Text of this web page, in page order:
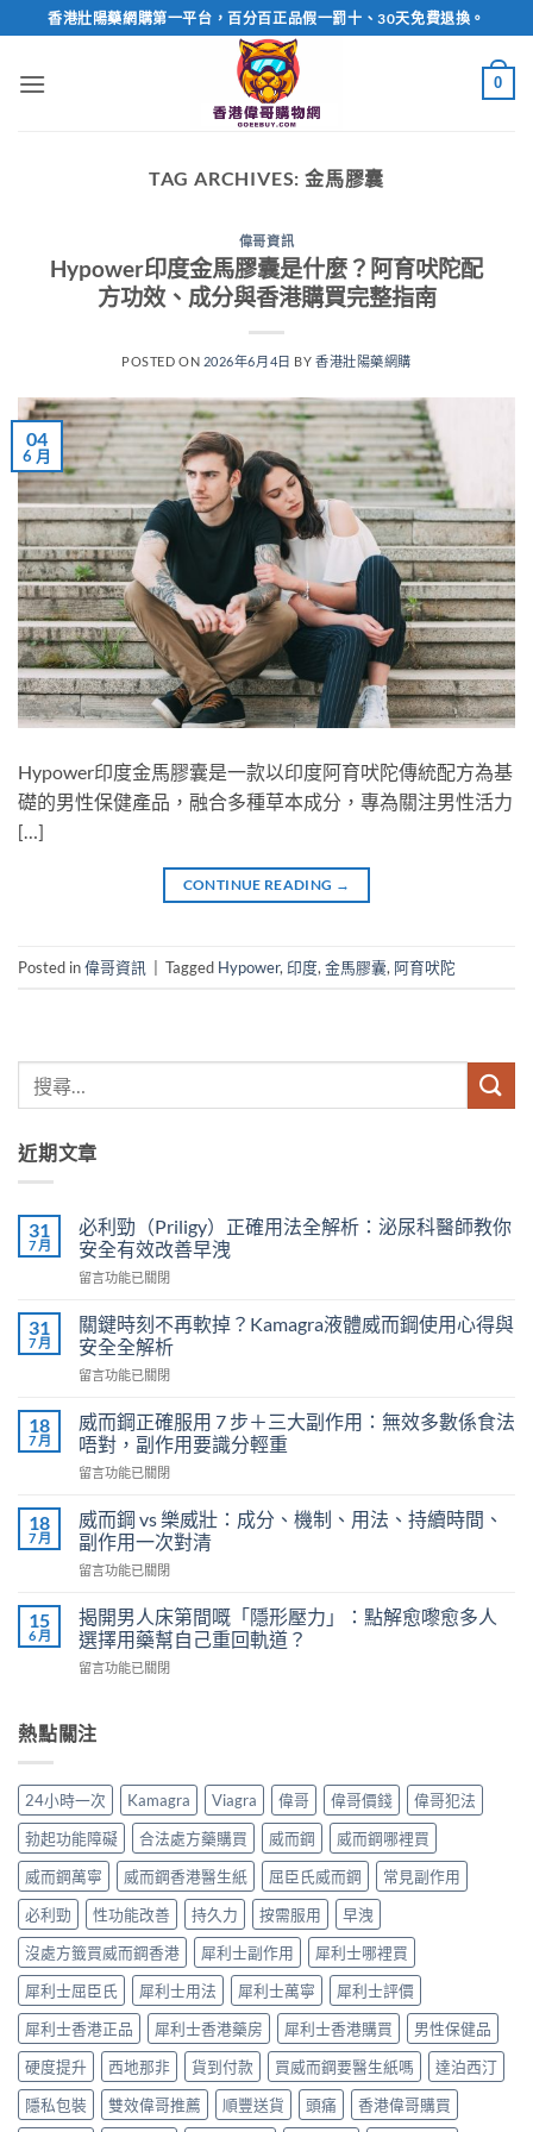
to
content
香港壯陽藥網購第一平台，百分百正品假一罰十、30天免費退換。
0
TAG ARCHIVES: 金馬膠囊
偉哥資訊
Hypower印度金馬膠囊是什麼？阿育吠陀配
方功效、成分與香港購買完整指南
POSTED ON 2026年6月4日 BY 香港壯陽藥網購
04
6 月
Hypower印度金馬膠囊是一款以印度阿育吠陀傳統配方為基
礎的男性保健產品，融合多種草本成分，專為關注男性活力
[…]
CONTINUE READING →
Posted in偉哥資訊 Tagged Hypower, 印度, 金馬膠囊, 阿育吠陀
近期文章
31
7 月
必利勁（Priligy）正確用法全解析：泌尿科醫師教你
安全有效改善早洩
在
利
勁
（Priligy）
正
用
法
全
解
泌
尿
醫
教
你
安
效
改
早
洩〉
中
留言功能已關閉
31
7 月
關鍵時刻不再軟掉？Kamagra液體威而鋼使用心得與
安全全解析
在
鍵
時
刻
不
軟
掉？
Kamagra
液
威
而
使
得
全
全
解
析〉
中
留言功能已關閉
18
7 月
威而鋼正確服用 7 步＋三大副作用：無效多數係食法
唔對，副作用要識分輕重
在
而
鋼
正
確
用
7
步
＋
副
效
多
數
係
食
唔
對，
副
作
用
要
識
分
輕
重〉
留言功能已關閉
18
7 月
威而鋼 vs 樂威壯：成分、機制、用法、持續時間、
副作用一次對清
在
而
鋼
vs
樂
成
制、
用
法、
持
續
時
間、
副
作
用
一
次
對
清〉
中
留言功能已關閉
15
6 月
揭開男人床第間嘅「隱形壓力」：點解愈嚟愈多人
選擇用藥幫自己重回軌道？
在
男
人
第
嘅
「隱
形
壓
力」：
點
解
愈
嚟
愈
多
人
選
擇
用
留言功能已關閉
熱點關注
24小時一次 Kamagra Viagra 偉哥 偉哥價錢
偉哥犯法
勃起功能障礙
合法處方藥購買 威而鋼
威而鋼哪裡買
威而鋼萬寧
威而鋼香港醫生紙 屈臣氏威而鋼
常見副作用
必利勁
性功能改善 持久力 按需服用
早洩
沒處方籤買威而鋼香港
犀利士副作用
犀利士哪裡買
犀利士屈臣氏
犀利士用法 犀利士萬寧
犀利士評價
犀利士香港正品
犀利士香港藥房 犀利士香港購買
男性保健品
硬度提升
西地那非 貨到付款 買威而鋼要醫生紙嗎
達泊西汀
隱私包裝
雙效偉哥推薦 順豐送貨 頭痛 香港偉哥購買